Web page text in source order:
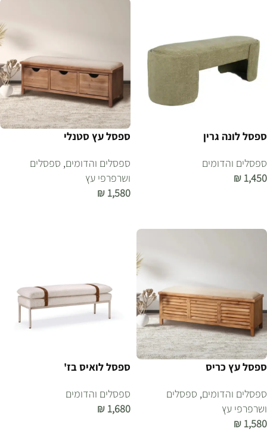
ספסל לונה גרין
ספסלים והדומים
₪ 1,450
ספסל עץ סטנלי
ספסלים והדומים, ספסלים
ושרפרפי עץ
₪ 1,580
ספסל עץ כריס
ספסלים והדומים, ספסלים
ושרפרפי עץ
₪ 1,580
ספסל לואיס בז'
ספסלים והדומים
₪ 1,680